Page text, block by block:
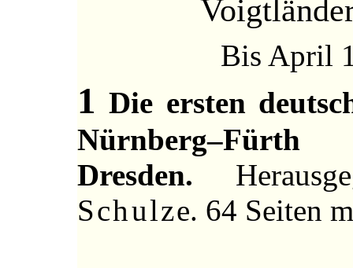
Bis April
1 Die ersten
Dresden.
Schulze. 64 Seiten